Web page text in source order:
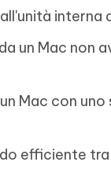
interna
un Mac non
Mac con uno
efficiente tra